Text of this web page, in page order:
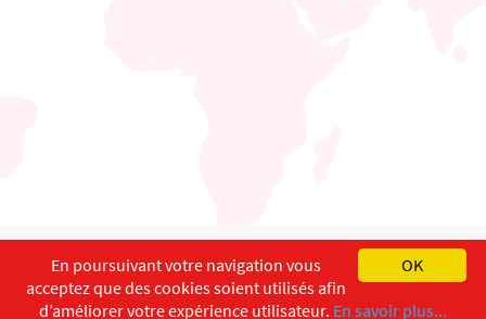
English Français
Copyright ©ISEC-AdW Impressum
OK
En poursuivant votre navigation vous
acceptez que des cookies soient utilisés afin
d’améliorer votre expérience utilisateur. En savoir plus...